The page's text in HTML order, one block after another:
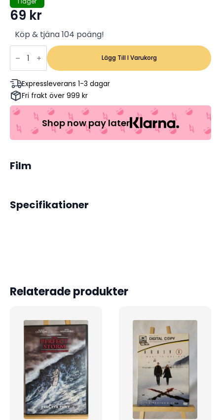
69 kr
Köp & tjäna 104 poäng!
Message
in
Bottle/Kärleksbrev
-
Kevin
Costner,
Robin
Wright
Warner
Bros
mängd
Lägg Till I Varukorg
Expressleverans 1-3 dagar
Fri frakt över 999 kr
Shop now pay later
Film
Specifikationer
Relaterade produkter